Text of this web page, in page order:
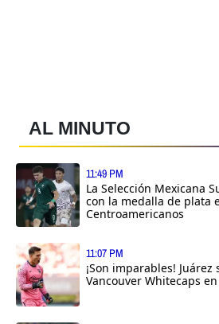
AL MINUTO
11:49 PM
La Selección Mexicana
con la medalla de plata
Centroamericanos
11:07 PM
¡Son imparables! Juárez
Vancouver Whitecaps